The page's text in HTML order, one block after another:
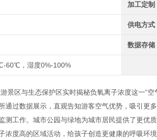
加工定制
供电方式
数据存储
60℃，湿度0%-100%
景区与生态保护区实时揭秘负氧离子浓度这一“
通过数据展示，直观告知游客空气优势，吸引更
测工作。城市公园与绿地为城市居民提供了更优
浓度高的区域活动，给孩子创造更健康的呼吸环